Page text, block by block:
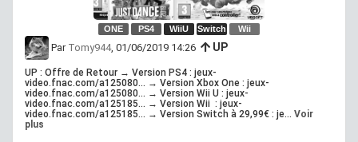
ONE PS4 WiiU Switch Wii
Par Tomy944, 01/06/2019 14:26 UP
UP : Offre de Retour → Version PS4 : jeux-
video.fnac.com/a125080... → Version Xbox One : jeux-
video.fnac.com/a125080... → Version Wii U : jeux-
video.fnac.com/a125185... → Version Wii : jeux-
video.fnac.com/a125185... → Version Switch à 29,99€ : je... Voir
plus